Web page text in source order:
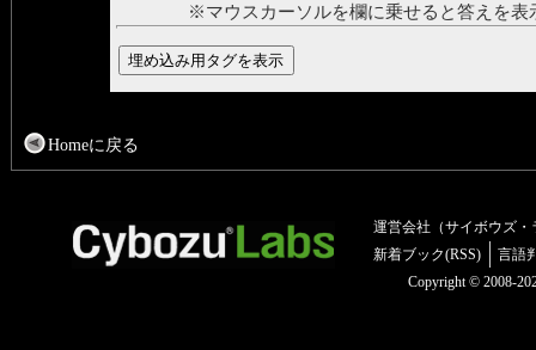
※マウスカーソルを欄に乗せると答えを表
Homeに戻る
運営会社（サイボウズ・
新着ブック(RSS)
言語
Copyright © 2008-